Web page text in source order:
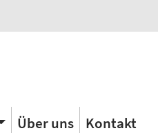
Über uns Kontakt